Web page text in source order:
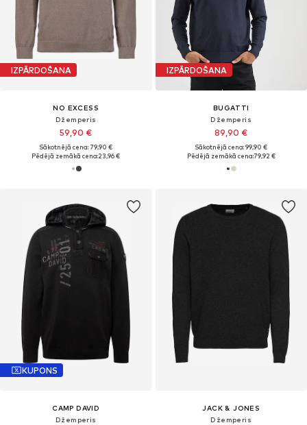
IZPĀRDOŠANA
NO EXCESS
Džemperis
59,90 €
Sākotnējā cena: 79,90 €
Pēdējā zemākā cena:23,96 €
IZPĀRDOŠANA
BUGATTI
Džemperis
89,90 €
Sākotnējā cena: 99,90 €
Pēdējā zemākā cena:79,92 €
KUPONS
CAMP DAVID
Džemperis
JACK & JONES
Džemperis